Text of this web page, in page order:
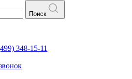
Поиск
348-15-11